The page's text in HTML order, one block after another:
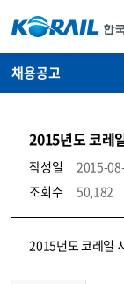
채용공고
2015년도 코레
작성일
2015-
조회수
50,182
코레일소개_경영공시_채용공고 상세보기 – 내용, 파일, 담당자 연락처로 구성
2015년도 코레일